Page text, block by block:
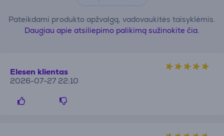
Pateikdami produkto apžvalgą, vadovaukitės taisyklėmis.
Daugiau apie atsiliepimo palikimą sužinokite čia.
Elesen klientas
2026-07-27 22:10